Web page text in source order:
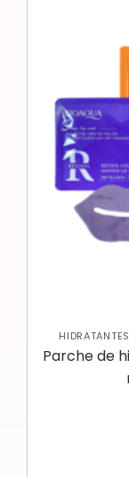
HIDRATANTES
Parche de